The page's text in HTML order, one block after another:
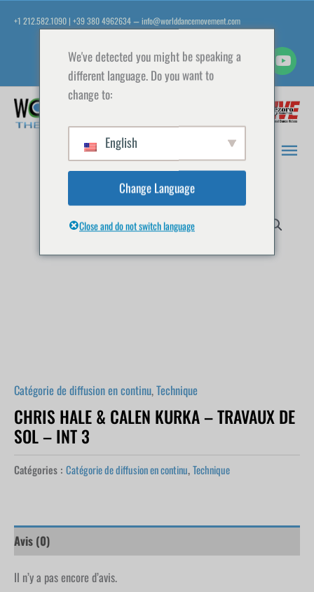
+1 212.582.1090 | +39 380 4962634 — info@worlddancemovement.com
Catégorie de diffusion en continu,Technique
CHRIS HALE & CALEN KURKA – TRAVAUX DE
SOL – INT 3
Catégories : Catégorie de diffusion en continu,Technique
Avis (0)
Il n’y a pas encore d’avis.
We've detected you might be speaking a
different language. Do you want to
change to:
English
Change Language
Close and do not switch language